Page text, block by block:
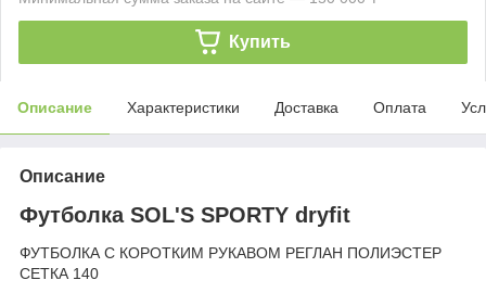
Купить
Описание Характеристики Доставка Оплата
Описание
Футболка SOL'S SPORTY dryfit
ФУТБОЛКА С КОРОТКИМ РУКАВОМ РЕГЛАН ПОЛИЭСТЕР
СЕТКА 140